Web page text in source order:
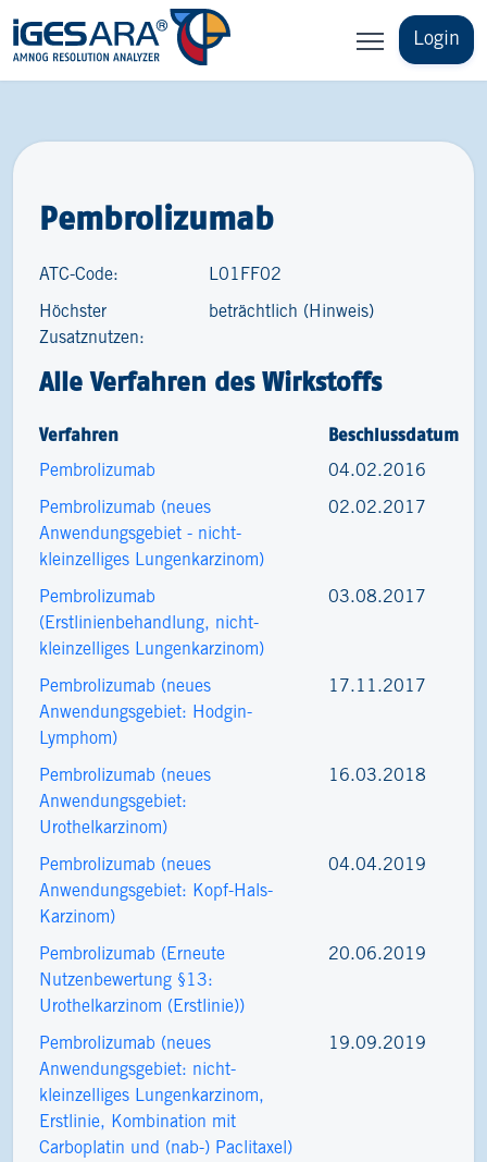
Login
Pembrolizumab
ATC-Code: L01FF02
Höchster
Zusatznutzen:
beträchtlich (Hinweis)
Alle Verfahren des Wirkstoffs
Verfahren Beschlussdatum
Pembrolizumab 04.02.2016
Pembrolizumab (neues
Anwendungsgebiet - nicht-
kleinzelliges Lungenkarzinom)
02.02.2017
Pembrolizumab
(Erstlinienbehandlung, nicht-
kleinzelliges Lungenkarzinom)
03.08.2017
Pembrolizumab (neues
Anwendungsgebiet: Hodgin-
Lymphom)
17.11.2017
Pembrolizumab (neues
Anwendungsgebiet:
Urothelkarzinom)
16.03.2018
Pembrolizumab (neues
Anwendungsgebiet: Kopf-Hals-
Karzinom)
04.04.2019
Pembrolizumab (Erneute
Nutzenbewertung §13:
Urothelkarzinom (Erstlinie))
20.06.2019
Pembrolizumab (neues
Anwendungsgebiet: nicht-​
kleinzelliges Lungenkarzinom,
Erstlinie, Kombination mit
Carboplatin und (nab-) Paclitaxel)
19.09.2019